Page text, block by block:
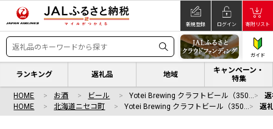
新規登録 ログイン 寄附リスト
ガイド
ランキング 返礼品 地域
キャンペーン・
特集
HOME お酒 ビール Yotei Brewing クラフトビール（350…
HOME
北海道ニセコ町 Yotei Brewing クラフトビール（350… 返